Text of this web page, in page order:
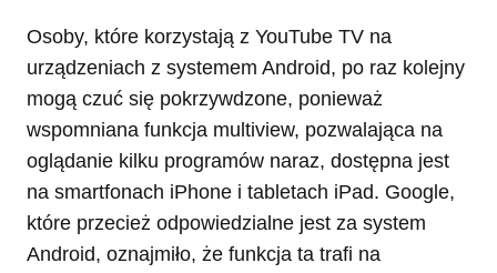
Osoby, które korzystają z YouTube TV na
urządzeniach z systemem Android, po raz kolejny
mogą czuć się pokrzywdzone, ponieważ
wspomniana funkcja multiview, pozwalająca na
oglądanie kilku programów naraz, dostępna jest
na smartfonach iPhone i tabletach iPad. Google,
które przecież odpowiedzialne jest za system
Android, oznajmiło, że funkcja ta trafi na